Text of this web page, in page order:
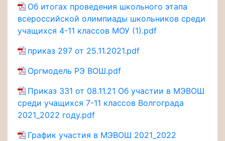
Об итогах проведения школьного этапа
всероссийской олимпиады школьников среди
учащихся 4-11 классов МОУ (1).pdf
приказ 297 от 25.11.2021.pdf
Оргмодель РЭ ВОШ.pdf
Приказ 331 от 08.11.21 Об участии в МЭВОШ
среди учащихся 7-11 классов Волгограда
2021_2022 году.pdf
График участия в МЭВОШ 2021_2022